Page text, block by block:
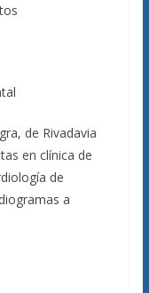
de Rivadavia
en clínica de
de
a